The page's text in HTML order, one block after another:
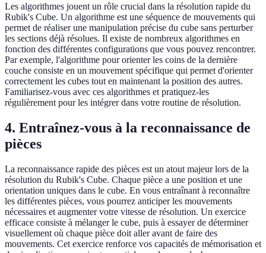
Les algorithmes jouent un rôle crucial dans la résolution rapide du
Rubik's Cube. Un algorithme est une séquence de mouvements qui
permet de réaliser une manipulation précise du cube sans perturber
les sections déjà résolues. Il existe de nombreux algorithmes en
fonction des différentes configurations que vous pouvez rencontrer.
Par exemple, l'algorithme pour orienter les coins de la dernière
couche consiste en un mouvement spécifique qui permet d'orienter
correctement les cubes tout en maintenant la position des autres.
Familiarisez-vous avec ces algorithmes et pratiquez-les
régulièrement pour les intégrer dans votre routine de résolution.
4. Entraînez-vous à la reconnaissance de
pièces
La reconnaissance rapide des pièces est un atout majeur lors de la
résolution du Rubik's Cube. Chaque pièce a une position et une
orientation uniques dans le cube. En vous entraînant à reconnaître
les différentes pièces, vous pourrez anticiper les mouvements
nécessaires et augmenter votre vitesse de résolution. Un exercice
efficace consiste à mélanger le cube, puis à essayer de déterminer
visuellement où chaque pièce doit aller avant de faire des
mouvements. Cet exercice renforce vos capacités de mémorisation et